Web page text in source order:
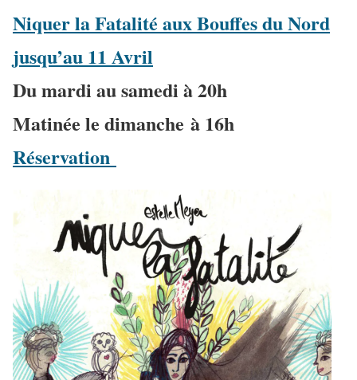
Niquer la Fatalité aux Bouffes du Nord
jusqu’au 11 Avril
Du mardi au samedi à 20h
Matinée le dimanche à 16h
Réservation